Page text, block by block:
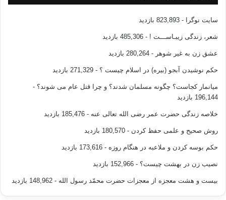
سایت نوگرا - 823,893 بازدید
شعر، زندگی زیبـاســـت ! - 485,306 بازدید
عشق زن به غیر شوهر - 280,264 بازدید
حکم نوشیدن آبجو (بیره) در اسلام چیست ؟ - 271,329 بازدید
میانمار کجاست؟ چگونه مسلمان شدند؟ و چرا قتل عام می شوند؟ -
196,144 بازدید
خلاصه زندگی حضرت عمر رضی الله تعالی عنه - 185,476 بازدید
روش صحیح و علمی حفظ کردن - 180,570 بازدید
حکم بوسه کردن و ملاعبه در هنگام روزه - 173,616 بازدید
نصیب زن در بهشت چیست؟ - 152,966 بازدید
بیست و هشت معجزه از معجزات حضرت محمّد رسول الله - 148,962 بازدید